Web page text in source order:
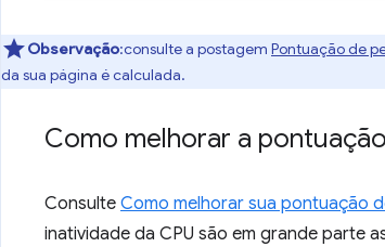
Observação:consulte a postagem Pontuação de
da sua página é calculada.
Como melhorar a
Consulte Como melhorar sua pontuação
inatividade da CPU são em grande parte